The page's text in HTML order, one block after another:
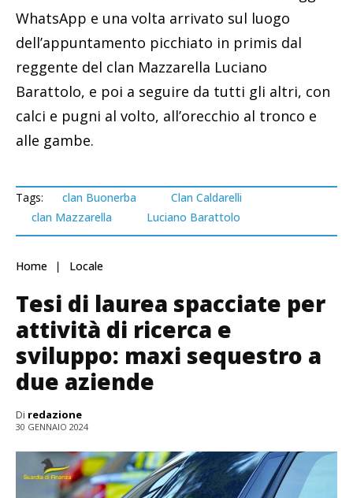
WhatsApp e una volta arrivato sul luogo
dell’appuntamento picchiato in primis dal
reggente del clan Mazzarella Luciano
Barattolo, e poi a seguire da tutti gli altri, con
calci e pugni al volto, all’orecchio al tronco e
alle gambe.
Tags: clan Buonerba
Clan Caldarelli
clan Mazzarella
Luciano Barattolo
Home Locale
Tesi di laurea spacciate per
attività di ricerca e
sviluppo: maxi sequestro a
due aziende
Di redazione
30 GENNAIO 2024